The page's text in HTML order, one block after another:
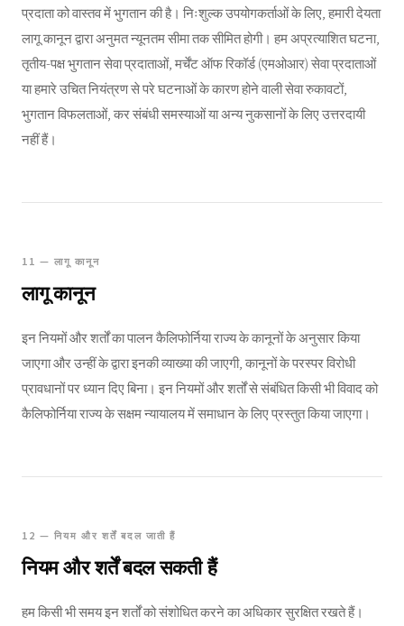
प्रदाता को वास्तव में भुगतान की है। निःशुल्क उपयोगकर्ताओं के लिए, हमारी देयता
लागू कानून द्वारा अनुमत न्यूनतम सीमा तक सीमित होगी। हम अप्रत्याशित घटना,
तृतीय-पक्ष भुगतान सेवा प्रदाताओं, मर्चेंट ऑफ रिकॉर्ड (एमओआर) सेवा प्रदाताओं
या हमारे उचित नियंत्रण से परे घटनाओं के कारण होने वाली सेवा रुकावटों,
भुगतान विफलताओं, कर संबंधी समस्याओं या अन्य नुकसानों के लिए उत्तरदायी
नहीं हैं।
11 — लागू कानून
लागू कानून
इन नियमों और शर्तों का पालन कैलिफोर्निया राज्य के कानूनों के अनुसार किया
जाएगा और उन्हीं के द्वारा इनकी व्याख्या की जाएगी, कानूनों के परस्पर विरोधी
प्रावधानों पर ध्यान दिए बिना। इन नियमों और शर्तों से संबंधित किसी भी विवाद को
कैलिफोर्निया राज्य के सक्षम न्यायालय में समाधान के लिए प्रस्तुत किया जाएगा।
12 — नियम और शर्तें बदल जाती हैं
नियम और शर्तें बदल सकती हैं
हम किसी भी समय इन शर्तों को संशोधित करने का अधिकार सुरक्षित रखते हैं।